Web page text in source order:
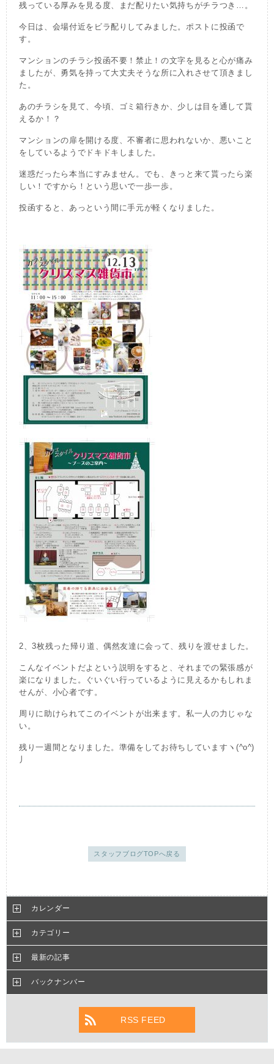
残っている厚みを見る度、まだ配りたい気持ちがチラつき…。
今日は、会場付近をビラ配りしてみました。ポストに投函で
す。
マンションのチラシ投函不要！禁止！の文字を見ると心が痛み
ましたが、勇気を持って大丈夫そうな所に入れさせて頂きまし
た。
あのチラシを見て、今頃、ゴミ箱行きか、少しは目を通して貰
えるか！？
マンションの扉を開ける度、不審者に思われないか、悪いこと
をしているようでドキドキしました。
迷惑だったら本当にすみません。でも、きっと来て貰ったら楽
しい！ですから！という思いで一歩一歩。
投函すると、あっという間に手元が軽くなりました。
2、3枚残った帰り道、偶然友達に会って、残りを渡せました。
こんなイベントだよという説明をすると、それまでの緊張感が
楽になりました。ぐいぐい行っているように見えるかもしれま
せんが、小心者です。
周りに助けられてこのイベントが出来ます。私一人の力じゃな
い。
残り一週間となりました。準備をしてお待ちしていますヽ(^o^)
丿
スタッフブログTOPへ戻る
カレンダー
カテゴリー
最新の記事
バックナンバー
RSS FEED